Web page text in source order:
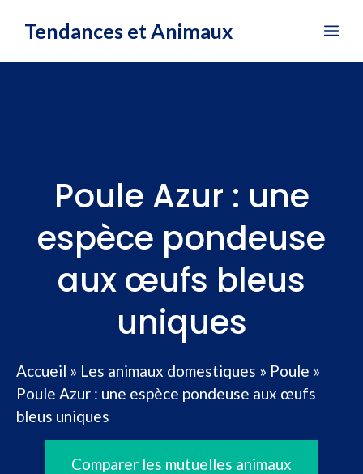
Tendances et Animaux
Poule Azur : une
espèce pondeuse
aux œufs bleus
uniques
Accueil » Les animaux domestiques » Poule »
Poule Azur : une espèce pondeuse aux œufs
bleus uniques
Comparer les mutuelles animaux